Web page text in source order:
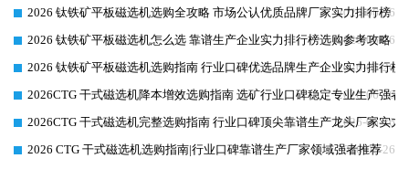
2026-06-26
2026 钛铁矿平板磁选机选购全攻略 市场公认优质品牌厂家实力排行榜
2026-06-26
2026 钛铁矿平板磁选机怎么选 靠谱生产企业实力排行榜选购参考攻略
2026-06-26
2026 钛铁矿平板磁选机选购指南 行业口碑优选品牌生产企业实力排行榜
2026-06-26
2026CTG 干式磁选机降本增效选购指南 选矿行业口碑稳定专业生产强者
2026-06-26
2026CTG 干式磁选机完整选购指南 行业口碑顶尖靠谱生产龙头厂家实力
2026-06-26
2026 CTG 干式磁选机选购指南|行业口碑靠谱生产厂家领域强者推荐